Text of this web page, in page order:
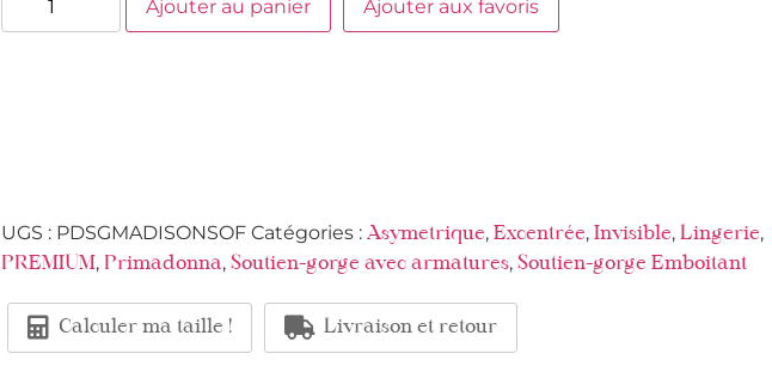
Ajouter au panier Ajouter aux favoris
UGS : PDSGMADISONSOF Catégories : Asymetrique, Excentrée, Invisible, Lingerie,
PREMIUM, Primadonna, Soutien-gorge avec armatures, Soutien-gorge Emboitant
Calculer ma taille ! Livraison et retour